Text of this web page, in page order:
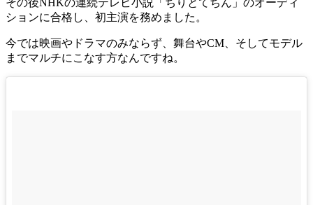
ションに合格し、初主演を務めました。
今では映画やドラマのみならず、舞台やCM、そしてモデル
までマルチにこなす方なんですね。